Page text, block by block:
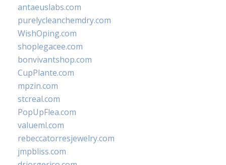
antaeuslabs.com
purelycleanchemdry.com
WishOping.com
shoplegacee.com
bonvivantshop.com
CupPlante.com
mpzin.com
stcreal.com
PopUpFlea.com
valueml.com
rebeccatorresjewelry.com
jmpbliss.com